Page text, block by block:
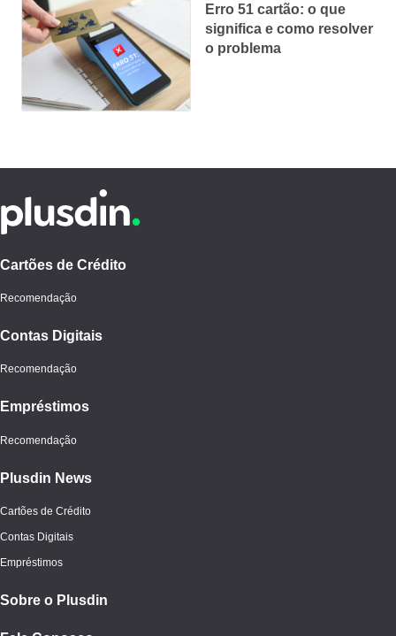
Erro 51 cartão: o que
significa e como resolver
o problema
Cartões de Crédito
Recomendação
Contas Digitais
Recomendação
Empréstimos
Recomendação
Plusdin News
Cartões de Crédito
Contas Digitais
Empréstimos
Sobre o Plusdin